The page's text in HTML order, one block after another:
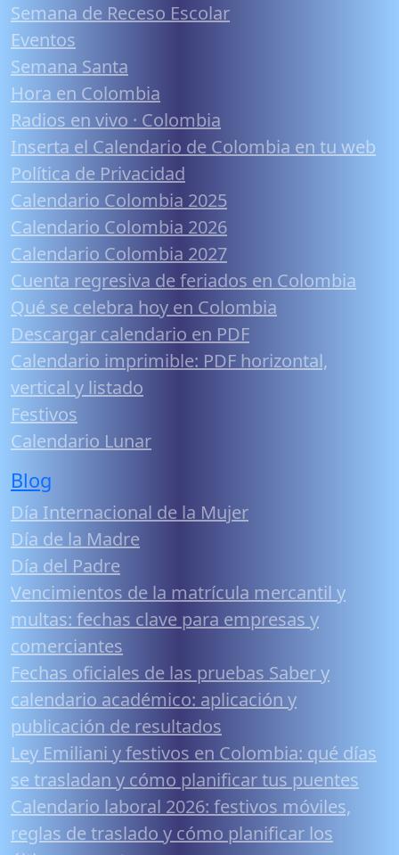
Semana de Receso Escolar
Eventos
Semana Santa
Hora en Colombia
Radios en vivo · Colombia
Inserta el Calendario de Colombia en tu web
Política de Privacidad
Calendario Colombia 2025
Calendario Colombia 2026
Calendario Colombia 2027
Cuenta regresiva de feriados en Colombia
Qué se celebra hoy en Colombia
Descargar calendario en PDF
Calendario imprimible: PDF horizontal,
vertical y listado
Festivos
Calendario Lunar
Blog
Día Internacional de la Mujer
Día de la Madre
Día del Padre
Vencimientos de la matrícula mercantil y
multas: fechas clave para empresas y
comerciantes
Fechas oficiales de las pruebas Saber y
calendario académico: aplicación y
publicación de resultados
Ley Emiliani y festivos en Colombia: qué días
se trasladan y cómo planificar tus puentes
Calendario laboral 2026: festivos móviles,
reglas de traslado y cómo planificar los